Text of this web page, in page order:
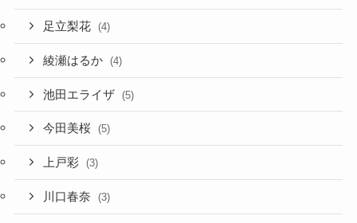
足立梨花 (4)
綾瀬はるか (4)
池田エライザ (5)
今田美桜 (5)
上戸彩 (3)
川口春奈 (3)